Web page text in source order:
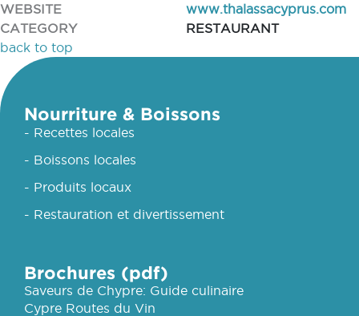
WEBSITE
www.thalassacyprus.com
CATEGORY
RESTAURANT
back to top
Nourriture & Boissons
- Recettes locales
- Boissons locales
- Produits locaux
- Restauration et divertissement
Brochures (pdf)
Saveurs de Chypre: Guide culinaire
Cypre Routes du Vin